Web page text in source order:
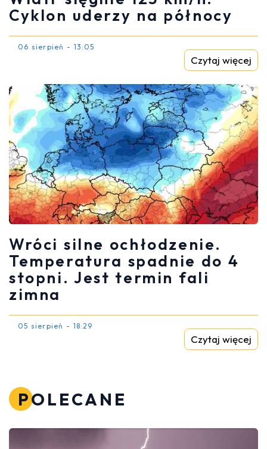
Cyklon uderzy na północy
06 sierpień - 13:05
Czytaj więcej
Wróci silne ochłodzenie.
Temperatura spadnie do 4
stopni. Jest termin fali
zimna
05 sierpień - 18:29
Czytaj więcej
POLECANE